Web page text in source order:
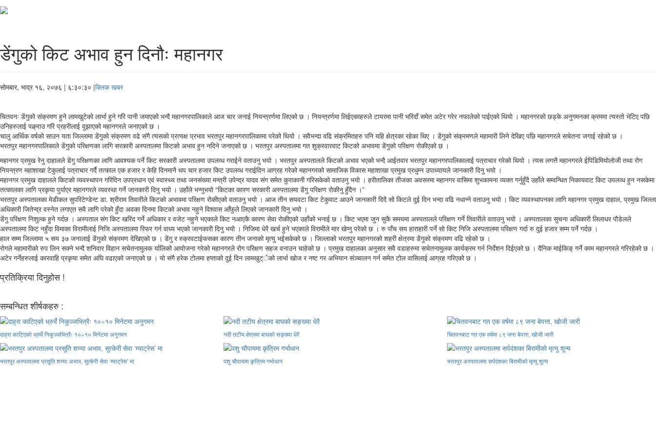
डेंगुको किट अभाव हुन दिनौः महानगर
सोमबार, भाद्र १६, २०७६ | ६:३०:३० |क्लिक खबर
चितवनः डेंगुको संक्रमण हुने लामखुटेको लार्भा हुने गरि पानी जमाएको भन्दै महानगरपालिकाले आज चार जनाई नियन्त्रर्णमा लिएको छ । नियन्त्रर्णमा लिईएकाहरुले टायरमा पानी भरिदाँ समेत अटेर गरेर नफालेको पाईएको थियो । महानगरको छड्के अनुगमनका क्रममा त्यस्तो भेटिए पछि
उनिहरुलाई पक्र्राउ गरि प्रहरीलाई वुझाएको महानगरले जनाएको छ ।
चालु आर्थिक वर्षको साउन यता जिल्लामा डेंगुको संक्रमण वढे संगै त्यसको प्रत्यक्ष प्रभाव भरतपुर महानगरपालिकामा परेको थियो । सवैभन्दा वढि संक्रमितहरु पनि यहि क्षेत्रका रहेका थिए । डेंगुको संक्रमणले महामारी लिने देखिए पछि महानगरले सचेतना जगाई रहेको छ ।
भरतपुर महानगरपालिकाले डेंगुको परिक्षणका लागि सरकारी अस्पतालमा किटको अभाव हुन नदिने जनाएको छ । भरतपुर अस्पतालमा गत शुक्रवारवाट किटको अभावमा डेंगुको परिक्षण रोकीएको छ ।
महानगर प्रमुख रेनु दाहालले डेंगु परिक्षणका लागि आवश्यक पर्ने किट सरकारी अस्पतालमा उपलव्ध गराईने वताउनु भयो । भरतपुर अस्पतालले किटको अभाव भएको भन्दै आईतवार भरतपुर महानगरपालिकालाई पत्राचार गरेको थियो । त्यस लगत्तै महानगरले ईपिडिमियोलोजी तथा रोग
नियन्त्रण महाशाखा टेकुलाई पत्राचार गर्दै तत्काल एक हजार र केहि दिनमानै थप चार हजार किट उपलव्ध गराईदिन आग्रह गरेको महानगरको सामाजिक विकास महाशाखा प्रमुख प्रधुम्न उपाध्यायले जानकारी दिनु भयो ।
महानगर प्रमुख दाहालले किटको व्यवस्थापन गरिदिन उपप्रधान एवं स्वास्थ्य तथा जनसंख्या मन्त्री उपेन्द्र यादव संग समेत कुराकानी गरिसकेको वताउनु भयो । हरीतालिका तीजका अवसरमा महानगर वासिमा शुभकामना व्यक्त गर्नुहुँदै उहाँले सम्वन्धित निकायवाट किट उपलव्ध हुन नसकेमा
तत्कालका लागि प्रकृया पुर्याएर महानगरले व्यवस्था गर्ने जानकारी दिनु भयो । उहाँले भन्नुभयो “किटका कारण सरकारी अस्पतालमा डेंगु परिक्षण रोकीनु हुँदैन ।”
भरतपुर अस्पतालका मेडीकल सुपरिटेण्डेन्ट डा. श्रीराम तिवारीले किटको अभावमा परिक्षण रोकीएको वताउनु भयो । आज तीन सयवटा किट टेकुवाट आउने जानकारी दिदै सो किटले दुई दिन भन्दा वढि नधान्ने वताउनु भयो । किट व्यवस्थापनका लागि महानगर प्रमुख दाहाल, प्रमुख जिल्ला
अधिकारी जितेन्द्र वस्नेत लगाएत सवै लागि परेको हुँदा अवका दिनमा किटको अभाव नहुने विश्वास आँफुले लिएको जानकारी दिनु भयो ।
डेंगु परिक्षण निशुल्क हुने गर्दछ । अस्पताल संग किट खरिद गर्ने अधिकार र वजेट नहुने भएकाले किट नआएकै कारण सेवा रोकीएको उहाँको भनाई छ । किट भएमा जुन सुकै समयमा अस्पतालले परिक्षण गर्ने तिवारीले वताउनु भयो । अस्पतालका सुचना अधिकारी लिलाधर पौडेलले
अस्पतालमा किट नहुँदा विमाका विरामीलाई निजि अस्पतालमा रिफर गर्न वाध्य भएको जानकारी दिनु भयो । निजिमा धेरै खर्च हुने भएकाले विरामीले मार खेप्नु परेको छ । रु पाँच सय हाराहारी पर्ने सो किट निजि अस्पतालमा परिक्षण गर्दा रु दुई हजार सम्म पर्ने गर्दछ ।
हाल सम्म जिल्लामा ५ सय ३७ जनालाई डेंगुको संक्रमण देखिएको छ । डेंगु र स्क्रवटाईफसका कारण तीन जनाको मृत्यु भईसकेको छ । जिल्लाको भरतपुर महानगरको शहरी क्षेत्रमा डेंगुको संक्रमण वढि रहेको छ ।
रोगले महामारीको रुप लिन सक्ने भन्दै शनिवार विहान सचेतनामुलक र्यालिको आयोजना गरेको महानगरले रोग परिक्षण सहज वनाउन चाहेको छ । प्रमुख दाहालका अनुसार सवै वडाहरुमा सचेतनामुलक कार्यक्रम गर्न निर्देशन दिईएको छ । दैनिक माईकिङ् गर्ने काम महानगरले गरिरहेको छ ।
अटेर गर्नेहरुलाई कारवाहि प्रकृया समेत अघि वढाएको जनाएको छ । यो संगै हरेक टोलमा हप्ताको दुई दिन लामखुट्ेको लार्भा खोज र नष्ट गर अभियान संञ्चालन गर्न समेत टोल वासिलाई आग्रह गरिएको छ ।
प्रतिक्रिया दिनुहोस !
सम्बन्धित शीर्षकहरु :
दाह्रा काटिएको ध्रुर्वे निकुञ्जभित्रैः १०÷१० मिनेटमा अनुगमन नदी तटीय क्षेत्रमा बाघको सङ्ख्या धेरै चितवनबाट गत एक वर्षमा ८९ जना बेपत्ता, खोजी जारी
भरतपुर अस्पतालमा प्रसूति शय्या अभाव, सुत्केरी सेवा ‘म्याट्रेस’ मा पशु चौपायमा कृत्रिम गर्भाधान भरतपुर अस्पतालमा सर्पदंशका बिरामीको मृत्यु शून्य